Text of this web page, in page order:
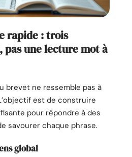
rapide : trois
pas une lecture mot à
brevet ne ressemble pas à
est de construire
pour répondre à des
savourer chaque phrase.
global